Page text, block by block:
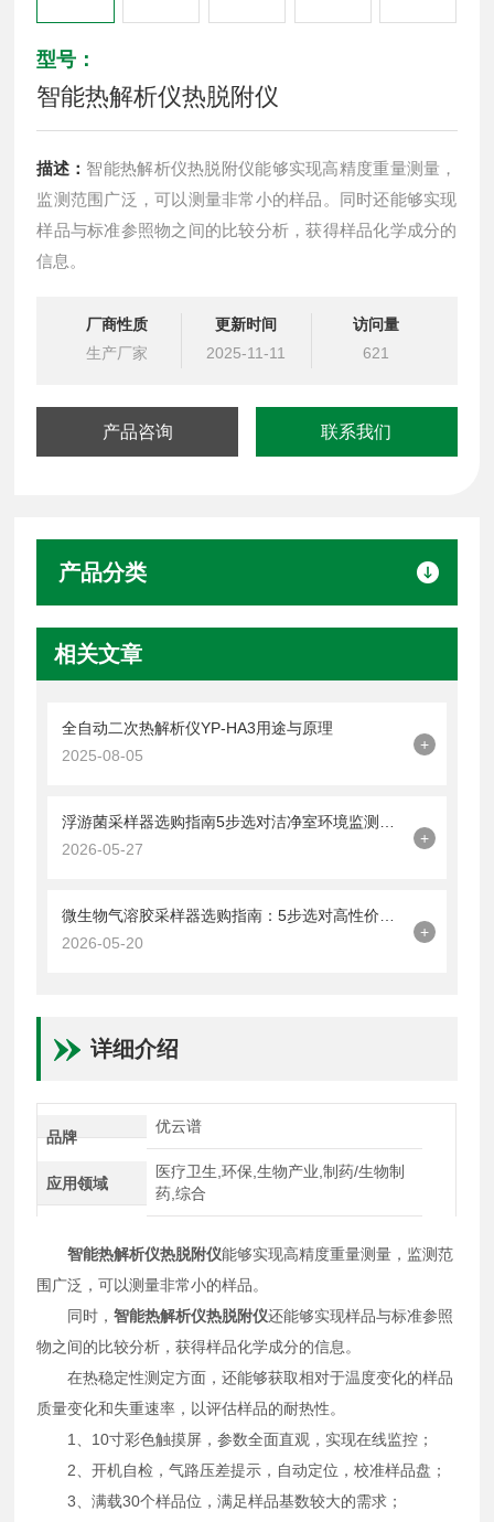
型号：
智能热解析仪热脱附仪
描述： 智能热解析仪热脱附仪能够实现高精度重量测量，
监测范围广泛，可以测量非常小的样品。同时还能够实现
样品与标准参照物之间的比较分析，获得样品化学成分的
信息。
厂商性质
生产厂家
更新时间
2025-11-11
访问量
621
产品咨询 联系我们
产品分类
相关文章
全自动二次热解析仪YP-HA3用途与原理
2025-08-05
+
浮游菌采样器选购指南5步选对洁净室环境监测设备
2026-05-27
+
微生物气溶胶采样器选购指南：5步选对高性价比设备
2026-05-20
+
详细介绍
品牌
优云谱
应用领域
医疗卫生,环保,生物产业,制药/生物制
药,综合
智能热解析仪热脱附仪能够实现高精度重量测量，监测范
围广泛，可以测量非常小的样品。
同时，智能热解析仪热脱附仪还能够实现样品与标准参照
物之间的比较分析，获得样品化学成分的信息。
在热稳定性测定方面，还能够获取相对于温度变化的样品
质量变化和失重速率，以评估样品的耐热性。
1、10寸彩色触摸屏，参数全面直观，实现在线监控；
2、开机自检，气路压差提示，自动定位，校准样品盘；
3、满载30个样品位，满足样品基数较大的需求；